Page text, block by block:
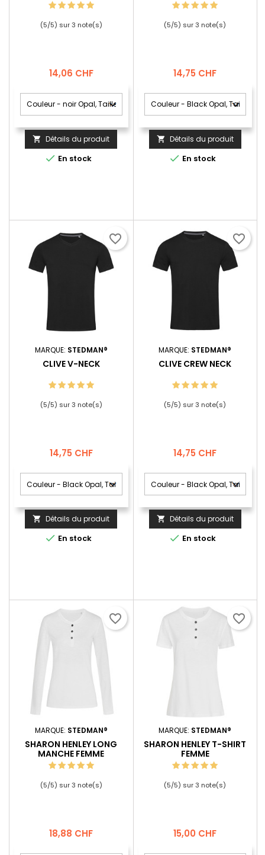
(5/5) sur3 note(s)
Prix
14,06 CHF
 Détails du produit
 En stock
(5/5) sur3 note(s)
Prix
14,75 CHF
 Détails du produit
 En stock
MARQUE: STEDMAN®
CLIVE V-NECK
(5/5) sur3 note(s)
Prix
14,75 CHF
 Détails du produit
 En stock
favorite_border
MARQUE: STEDMAN®
CLIVE CREW NECK
(5/5) sur3 note(s)
Prix
14,75 CHF
 Détails du produit
 En stock
favorite_border
MARQUE: STEDMAN®
SHARON HENLEY LONG
MANCHE FEMME
(5/5) sur3 note(s)
Prix
18,88 CHF
favorite_border
MARQUE: STEDMAN®
SHARON HENLEY T-SHIRT
FEMME
(5/5) sur3 note(s)
Prix
15,00 CHF
favorite_border